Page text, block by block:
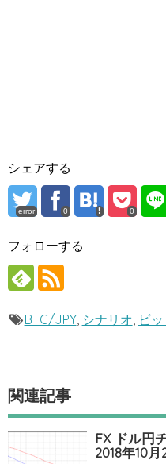
シェアする
error 0 0
フォローする
BTC/JPY, シナリオ, ビ
関連記事
FX ドル円
2018年10月